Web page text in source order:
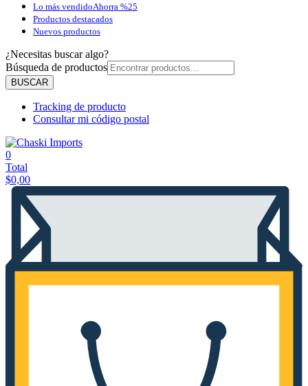
Lo más vendidoAhorra %25
Productos destacados
Nuevos productos
¿Necesitas buscar algo?
Búsqueda de productos
BUSCAR
Tracking de producto
Consultar mi código postal
0
Total
$0,00